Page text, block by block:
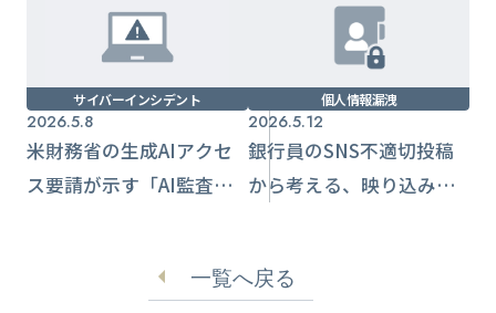
サイバーインシデント
2026.5.8
米財務省の生成AIアクセ
ス要請が示す「AI監査」
個人情報漏洩
2026.5.12
銀行員のSNS不適切投稿
から考える、映り込み情
一覧へ戻る